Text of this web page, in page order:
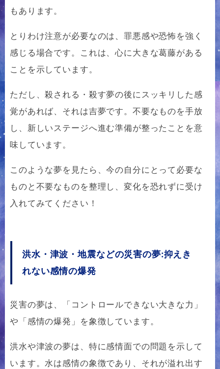
もあります。
とりわけ注意が必要なのは、罪悪感や恐怖を強く
感じる場合です。これは、心に大きな葛藤がある
ことを示しています。
ただし、殺される・殺す夢の後にスッキリした感
覚があれば、それは吉夢です。不要なものを手放
し、新しいステージへ進む準備が整ったことを意
味しています。
このような夢を見たら、今の自分にとって必要な
ものと不要なものを整理し、変化を恐れずに受け
入れてみてください！
洪水・津波・地震などの災害の夢:抑えき
れない感情の爆発
災害の夢は、「コントロールできない大きな力」
や「感情の爆発」を象徴しています。
洪水や津波の夢は、特に感情面での問題を示して
います。水は感情の象徴であり、それが溢れ出す